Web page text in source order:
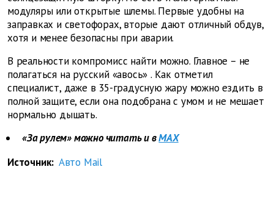
модуляры или открытые шлемы. Первые удобны на
заправках и светофорах, вторые дают отличный обдув,
хотя и менее безопасны при аварии.
В реальности компромисс найти можно. Главное – не
полагаться на русский «авось» . Как отметил
специалист, даже в 35-градусную жару можно ездить в
полной защите, если она подобрана с умом и не мешает
нормально дышать.
«За рулем» можно читать и вMAX
Источник: Авто Mail